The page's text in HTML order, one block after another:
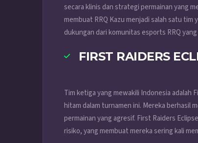
secara klinis dan strategi permainan yang
membuat RRQ Kazu menjadi salah satu
dukungan dari komunitas esports RRQ
FIRST RAIDERS
Tim ketiga yang mewakili Indonesia adalah
hitam dalam turnamen ini. Mereka berhasil
permainan yang agresif. First Raiders
risiko, yang membuat mereka sering kali